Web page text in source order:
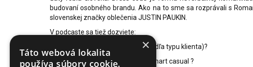
budovaní osobného brandu. Ako na to sme sa rozprávali s
slovenskej značky oblečenia JUSTIN PAUKIN.
V podcaste sa tiež dozviete:
Ako by sa mal realiťák obliekať (podľa typu klienta)?
Aký je rozdiel medzi Business a Smart casual ?
×
Táto webová lokalita
používa súbory cookie.